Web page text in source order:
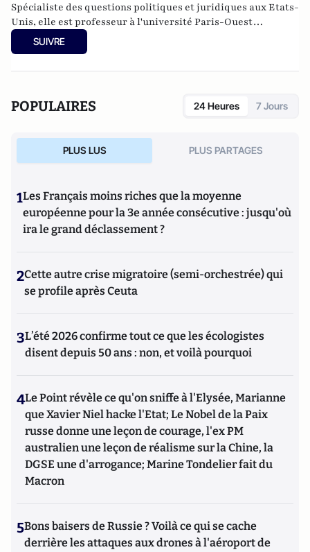
Spécialiste des questions politiques et juridiques aux Etats-
Unis, elle est professeur à l'université Paris-Ouest
Nanterre. Enseignant aussi à l'étranger, elle intervient
régulièrement sur les ondes d'Europe 1, RFI, France 24,
SUIVRE
POPULAIRES 24 Heures 7 Jours
PLUS LUS PLUS PARTAGES
1Les Français moins riches que la moyenne
européenne pour la 3e année consécutive : jusqu'où
ira le grand déclassement ?
2Cette autre crise migratoire (semi-orchestrée) qui
se profile après Ceuta
3L’été 2026 confirme tout ce que les écologistes
disent depuis 50 ans : non, et voilà pourquoi
4Le Point révèle ce qu'on sniffe à l'Elysée, Marianne
que Xavier Niel hacke l'Etat; Le Nobel de la Paix
russe donne une leçon de courage, l'ex PM
australien une leçon de réalisme sur la Chine, la
DGSE une d'arrogance; Marine Tondelier fait du
Macron
5Bons baisers de Russie ? Voilà ce qui se cache
derrière les attaques aux drones à l'aéroport de